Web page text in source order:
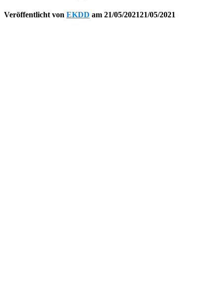
Veröffentlicht von EKDD am 21/05/202121/05/2021